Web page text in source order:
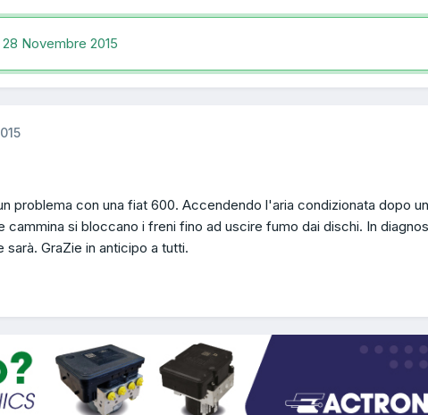
28 Novembre 2015
problema con una fiat 600. Accendendo l'aria condizionata dopo
cammina si bloccano i freni fino ad uscire fumo dai dischi. In
sarà. GraZie in anticipo a tutti.